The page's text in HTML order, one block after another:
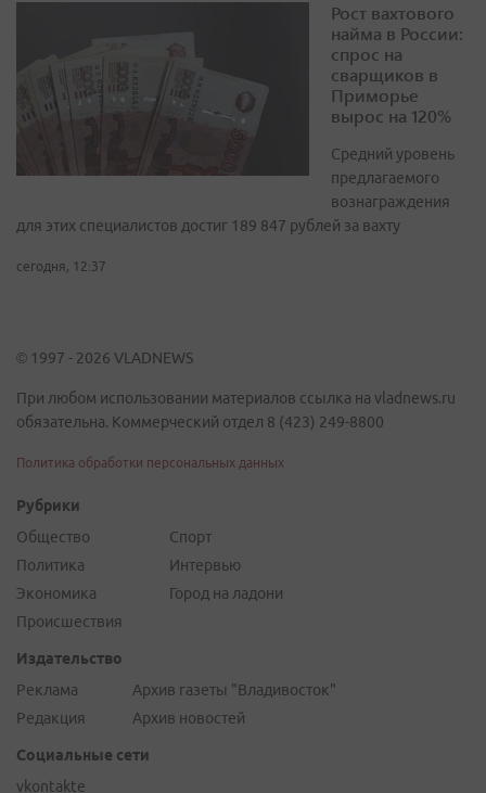
Рост вахтового
найма в России:
спрос на
сварщиков в
Приморье
вырос на 120%
Средний уровень
предлагаемого
вознаграждения
для этих специалистов достиг 189 847 рублей за вахту
сегодня, 12:37
© 1997 - 2026 VLADNEWS
При любом использовании материалов ссылка на vladnews.ru
обязательна. Коммерческий отдел 8 (423) 249-8800
Политика обработки персональных данных
Рубрики
Общество
Политика
Экономика
Происшествия
Спорт
Интервью
Город на ладони
Издательство
Реклама
Редакция
Архив газеты "Владивосток"
Архив новостей
Социальные сети
vkontakte